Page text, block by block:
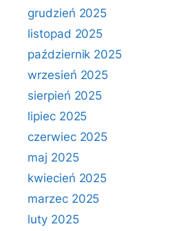
grudzień 2025
listopad 2025
październik 2025
wrzesień 2025
sierpień 2025
lipiec 2025
czerwiec 2025
maj 2025
kwiecień 2025
marzec 2025
luty 2025